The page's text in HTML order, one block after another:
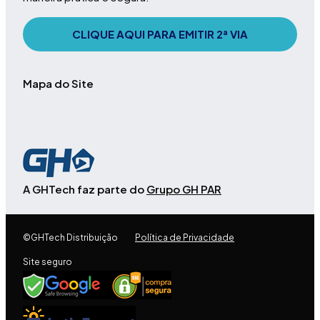
CLIQUE AQUI PARA EMITIR 2ª VIA
Mapa do Site
A GHTech faz parte do Grupo GH PAR
©GHTech Distribuição Política de Privacidade
Site seguro